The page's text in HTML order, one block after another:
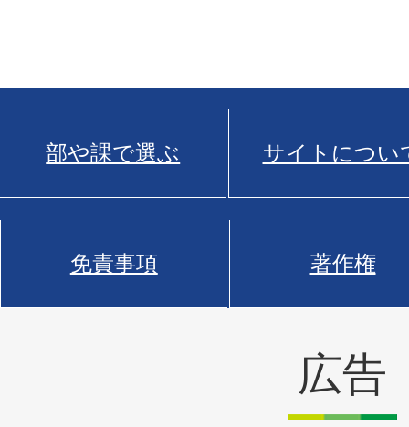
部や課で選ぶ サイトについ
免責事項 著作権
広告